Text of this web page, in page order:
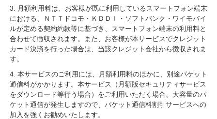
3. 月額利用料は、お客様が既に利用しているスマートフォン端末
における、ＮＴＴドコモ・ＫＤＤＩ・ソフトバンク・ワイモバイ
ルが定める契約約款等に基づき、スマートフォン端末の利用料と
合わせて徴収されます。また、お客様が本サービスでクレジット
カード決済を行った場合は、当該クレジット会社から徴収されま
す。
4. 本サービスのご利用には、月額利用料のほかに、別途パケット
通信料がかかります。本サービス（月額版セキュリティサービス
をダウンロード等行う場合）をご利用いただく場合、大容量のパ
ケット通信が発生しますので、パケット通信料割引サービスへの
加入を強くお勧めいたします。